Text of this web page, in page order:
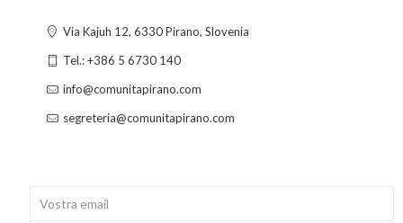
Via Kajuh 12, 6330 Pirano, Slovenia
Tel.: +386 5 6730 140
info@comunitapirano.com
segreteria@comunitapirano.com